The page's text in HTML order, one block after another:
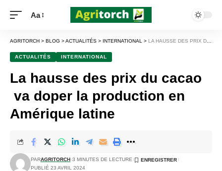
Aa
AGRITORCH > BLOG >ACTUALITÉS > INTERNATIONAL > LA HAUSSE DES PRIX DU CACAO VA DOPER LA PRODUCTION EN AMÉRIQUE LATINE
ACTUALITÉS INTERNATIONAL
La hausse des prix du cacao
va doper la production en
Amérique latine
PARAGRITORCH 3 MINUTES DE LECTURE
PUBLIÉ 23 AVRIL 2024